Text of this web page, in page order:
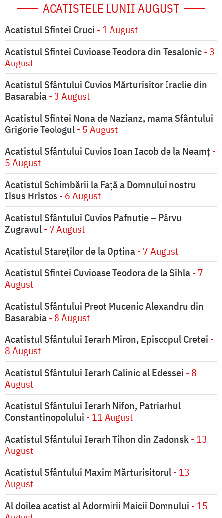
ACATISTELE LUNII AUGUST
Acatistul Sfintei Cruci - 1 August
Acatistul Sfintei Cuvioase Teodora din Tesalonic- 3
August
Acatistul Sfântului Cuvios Mărturisitor Iraclie din
Basarabia- 3 August
Acatistul Sfintei Nona de Nazianz, mama Sfântului
Grigorie Teologul- 5 August
Acatistul Sfântului Cuvios Ioan Iacob de la Neamț -
5 August
Acatistul Schimbării la Faţă a Domnului nostru
Iisus Hristos - 6 August
Acatistul Sfântului Cuvios Pafnutie – Pârvu
Zugravul- 7 August
Acatistul Stareţilor de la Optina- 7 August
Acatistul Sfintei Cuvioase Teodora de la Sihla- 7
August
Acatistul Sfântului Preot Mucenic Alexandru din
Basarabia- 8 August
Acatistul Sfântului Ierarh Miron, Episcopul Cretei -
8 August
Acatistul Sfântului Ierarh Calinic al Edessei - 8
August
Acatistul Sfântului Ierarh Nifon, Patriarhul
Constantinopolului - 11 August
Acatistul Sfântului Ierarh Tihon din Zadonsk- 13
August
Acatistul Sfântului Maxim Mărturisitorul- 13
August
Al doilea acatist al Adormirii Maicii Domnului - 15